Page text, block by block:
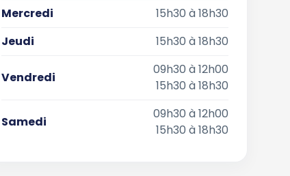
Mercredi
15h30 à 18h30
Jeudi
15h30 à 18h30
Vendredi
09h30 à 12h00
15h30 à 18h30
Samedi
09h30 à 12h00
15h30 à 18h30